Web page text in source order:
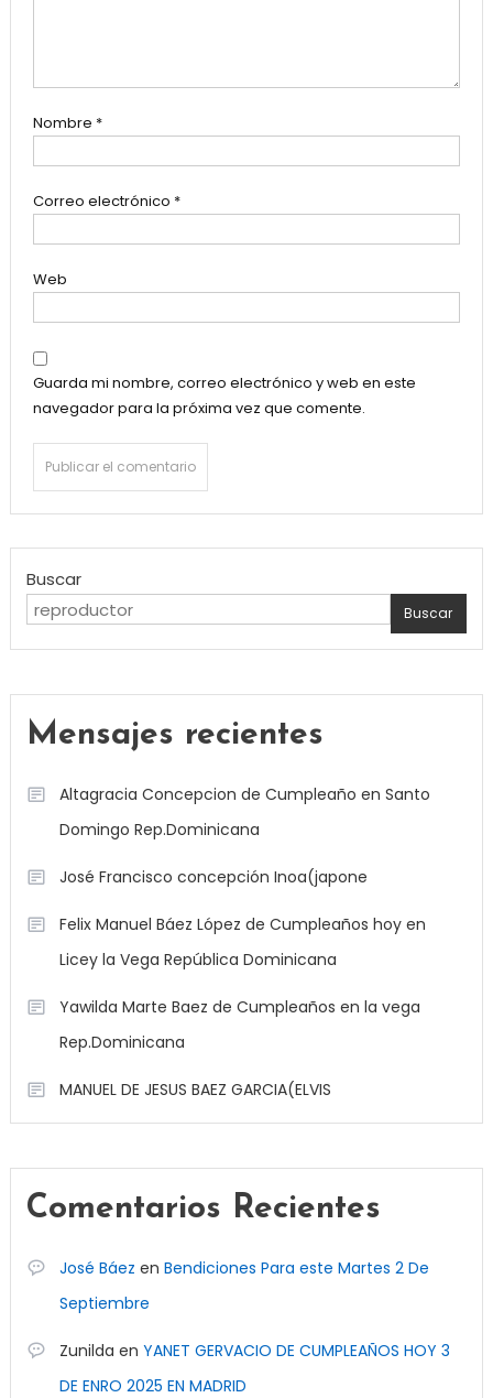
Nombre *
Correo electrónico *
Web
Guarda mi nombre, correo electrónico y web en este
navegador para la próxima vez que comente.
Buscar
Buscar
Mensajes recientes
Altagracia Concepcion de Cumpleaño en Santo
Domingo Rep.Dominicana
José Francisco concepción Inoa(japone
Felix Manuel Báez López de Cumpleaños hoy en
Licey la Vega República Dominicana
Yawilda Marte Baez de Cumpleaños en la vega
Rep.Dominicana
MANUEL DE JESUS BAEZ GARCIA(ELVIS
Comentarios Recientes
José Báez en Bendiciones Para este Martes 2 De
Septiembre
Zunilda en YANET GERVACIO DE CUMPLEAÑOS HOY 3
DE ENRO 2025 EN MADRID